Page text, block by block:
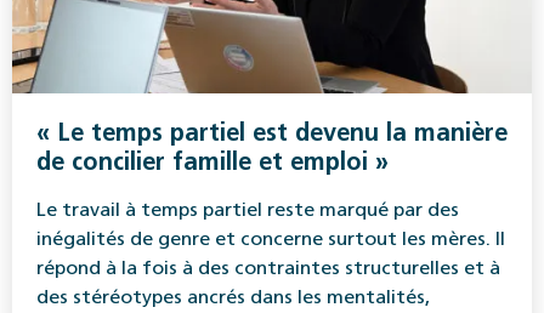
« Le temps partiel est devenu la manière
de concilier famille et emploi »
Le travail à temps partiel reste marqué par des
inégalités de genre et concerne surtout les mères. Il
répond à la fois à des contraintes structurelles et à
des stéréotypes ancrés dans les mentalités,